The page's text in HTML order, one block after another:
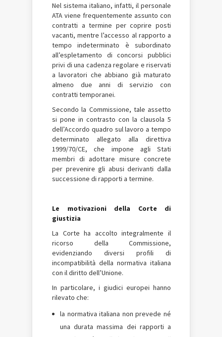
Nel sistema italiano, infatti, il personale
ATA viene frequentemente assunto con
contratti a termine per coprire posti
vacanti, mentre l’accesso al rapporto a
tempo indeterminato è subordinato
all’espletamento di concorsi pubblici
privi di una cadenza regolare e riservati
a lavoratori che abbiano già maturato
almeno due anni di servizio con
contratti temporanei.
Secondo la Commissione, tale assetto
si pone in contrasto con la clausola 5
dell’Accordo quadro sul lavoro a tempo
determinato allegato alla direttiva
1999/70/CE, che impone agli Stati
membri di adottare misure concrete
per prevenire gli abusi derivanti dalla
successione di rapporti a termine.
Le motivazioni della Corte di
giustizia
La Corte ha accolto integralmente il
ricorso della Commissione,
evidenziando diversi profili di
incompatibilità della normativa italiana
con il diritto dell’Unione.
In particolare, i giudici europei hanno
rilevato che:
la normativa italiana non prevede né
una durata massima dei rapporti a